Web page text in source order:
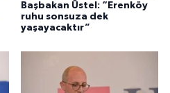
Başbakan Üstel: “Erenköy
ruhu sonsuza dek
yaşayacaktır”